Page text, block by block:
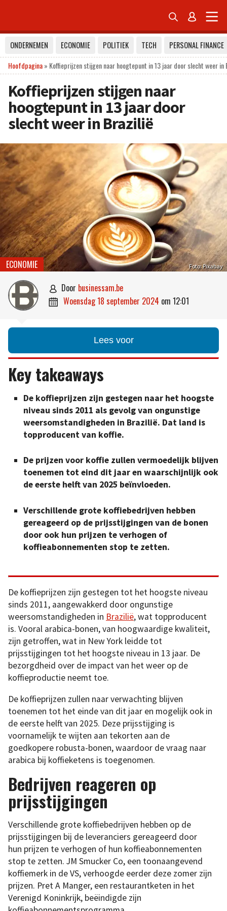
 
ONDERNEMEN ECONOMIE POLITIEK TECH
PERSONAL FINANCE
Hoofdpagina» Koffieprijzen stijgen naar hoogtepunt in 13 jaar door slecht weer in
Koffieprijzen stijgen naar
hoogtepunt in 13 jaar door
slecht weer in Brazilië
Foto: Pixabay
ECONOMIE
 door businessam.be
 woensdag 18 september 2024 om 12:01
Lees voor
Key takeaways
De koffieprijzen zijn gestegen naar het hoogste
niveau sinds 2011 als gevolg van ongunstige
weersomstandigheden in Brazilië. Dat land is
topproducent van koffie.
De prijzen voor koffie zullen vermoedelijk blijven
toenemen tot eind dit jaar en waarschijnlijk ook
de eerste helft van 2025 beïnvloeden.
Verschillende grote koffiebedrijven hebben
gereageerd op de prijsstijgingen van de bonen
door ook hun prijzen te verhogen of
koffieabonnementen stop te zetten.
De koffieprijzen zijn gestegen tot het hoogste niveau
sinds 2011, aangewakkerd door ongunstige
weersomstandigheden in Brazilië, wat topproducent
is. Vooral arabica-bonen, van hoogwaardige kwaliteit,
zijn getroffen, wat in New York leidde tot
prijsstijgingen tot het hoogste niveau in 13 jaar. De
bezorgdheid over de impact van het weer op de
koffieproductie neemt toe.
De koffieprijzen zullen naar verwachting blijven
toenemen tot het einde van dit jaar en mogelijk ook in
de eerste helft van 2025. Deze prijsstijging is
voornamelijk te wijten aan tekorten aan de
goedkopere robusta-bonen, waardoor de vraag naar
arabica bij koffieketens is toegenomen.
Bedrijven reageren op
prijsstijgingen
Verschillende grote koffiebedrijven hebben op de
prijsstijgingen bij de leveranciers gereageerd door
hun prijzen te verhogen of hun koffieabonnementen
stop te zetten. JM Smucker Co, een toonaangevend
koffiemerk in de VS, verhoogde eerder deze zomer zijn
prijzen. Pret A Manger, een restaurantketen in het
Verenigd Koninkrijk, beëindigde zijn